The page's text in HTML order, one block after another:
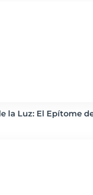
la Luz: El Epítome